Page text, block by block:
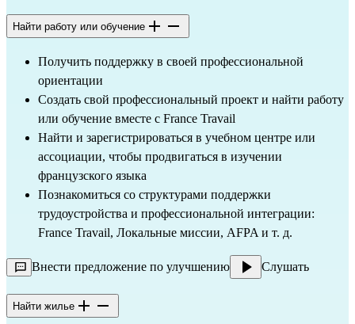
Найти работу или обучение
Получить поддержку в своей профессиональной
ориентации
Создать свой профессиональный проект и найти работу
или обучение вместе с France Travail
Найти и зарегистрироваться в учебном центре или
ассоциации, чтобы продвигаться в изучении
французского языка
Познакомиться со структурами поддержки
трудоустройства и профессиональной интеграции:
France Travail, Локальные миссии, AFPA и т. д.
Внести предложение по улучшению Слушать
Найти жилье